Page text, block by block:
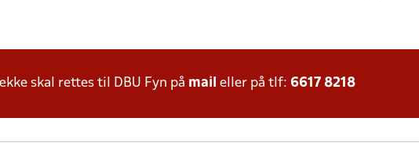
skal rettes til DBU Fyn på mail eller på tlf: 6617 8218